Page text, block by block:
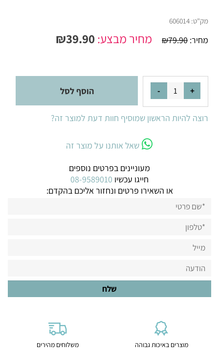
מק"ט: 606014
מחיר: ₪79.90 מחיר מבצע: ₪39.90
הוסף לסל
רוצה להיות הראשון שמוסיף חוות דעת למוצר זה?
שאל אותנו על מוצר זה
מעוניינים בפרטים נוספים
חייגו עכשיו 08-9589010
או השאירו פרטים ונחזור אליכם בהקדם:
מוצרים באיכות גבוהה משלוחים מהירים